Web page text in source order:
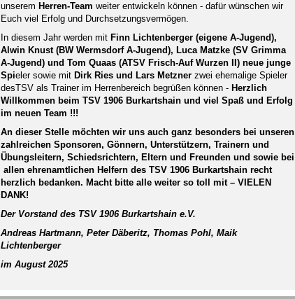
unserem Herren-Team weiter entwickeln können - dafür wünschen wir
Euch viel Erfolg und Durchsetzungsvermögen.
In diesem Jahr werden mit Finn Lichtenberger (eigene A-Jugend),
Alwin Knust (BW Wermsdorf A-Jugend), Luca Matzke (SV Grimma
A-Jugend) und Tom Quaas (ATSV Frisch-Auf Wurzen II) neue junge
Spieler sowie mit Dirk Ries und Lars Metzner zwei ehemalige Spieler
desTSV als Trainer im Herrenbereich begrüßen können - Herzlich
Willkommen beim TSV 1906 Burkartshain und viel Spaß und Erfolg
im neuen Team !!!
An dieser Stelle möchten wir uns auch ganz besonders bei unseren
zahlreichen Sponsoren, Gönnern, Unterstützern, Trainern und
Übungsleitern, Schiedsrichtern, Eltern und Freunden und sowie bei
allen ehrenamtlichen Helfern des TSV 1906 Burkartshain recht
herzlich bedanken. Macht bitte alle weiter so toll mit – VIELEN
DANK!
Der Vorstand des TSV 1906 Burkartshain e.V.
Andreas Hartmann, Peter Däberitz, Thomas Pohl, Maik
Lichtenberger
im August 2025